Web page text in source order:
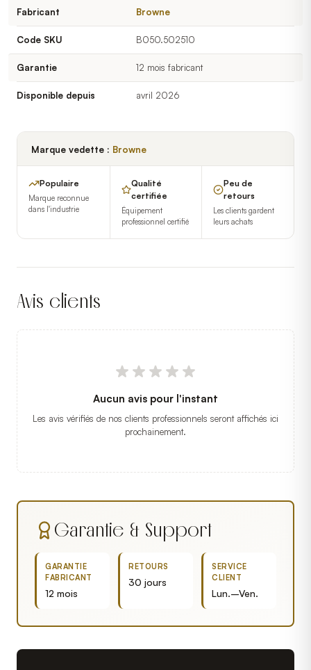
Fabricant Browne
Code SKU B050.502510
Garantie 12 mois fabricant
Disponible depuis avril 2026
Marque vedette : Browne
Populaire
Marque reconnue
dans l'industrie
Qualité
certifiée
Équipement
professionnel certifié
Peu de
retours
Les clients gardent
leurs achats
Avis clients
Aucun avis pour l'instant
Les avis vérifiés de nos clients professionnels seront affichés ici
prochainement.
Garantie & Support
GARANTIE
FABRICANT
12 mois
RETOURS
30 jours
SERVICE
CLIENT
Lun.–Ven.